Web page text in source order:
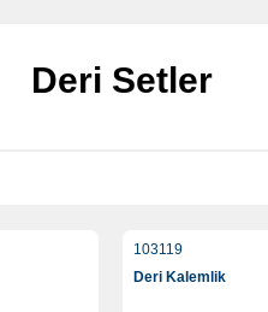
Deri Setler
103119
Deri Kalemlik